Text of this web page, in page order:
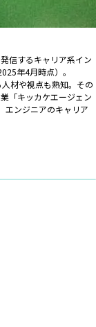
信するキャリア系イン
年4月時点）。
材や視点も熟知。その
「キッカケエージェン
エンジニアのキャリア